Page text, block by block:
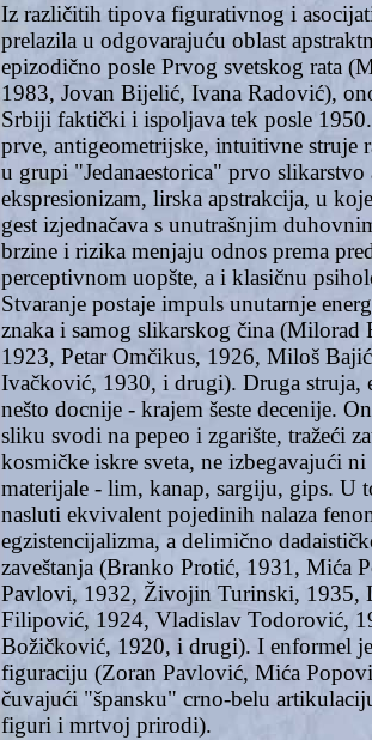
Iz različitih tipova figurativnog i
prelazila u odgovarajuću oblast
epizodično posle Prvog svetskog rata
1983, Jovan Bijelić, Ivana Radović),
Srbiji faktički i ispoljava tek posle
prve, antigeometrijske, intuitivne struje
u grupi "Jedanaestorica" prvo slikarstvo
ekspresionizam, lirska apstrakcija, u
gest izjednačava s unutrašnjim
brzine i rizika menjaju odnos prema
perceptivnom uopšte, a i klasičnu
Stvaranje postaje impuls unutarnje
znaka i samog slikarskog čina (Milorad
1923, Petar Omčikus, 1926, Miloš
Ivačković, 1930, i drugi). Druga struja,
nešto docnije - krajem šeste decenije.
sliku svodi na pepeo i zgarište, tražeći
kosmičke iskre sveta, ne izbegavajući ni
materijale - lim, kanap, sargiju, gips. U
nasluti ekvivalent pojedinih nalaza
egzistencijalizma, a delimično
zaveštanja (Branko Protić, 1931, Mića
Pavlovi, 1932, Živojin Turinski, 1935,
Filipović, 1924, Vladislav Todorović,
Božičković, 1920, i drugi). I enformel
figuraciju (Zoran Pavlović, Mića
čuvajući "špansku" crno-belu
figuri i mrtvoj prirodi).